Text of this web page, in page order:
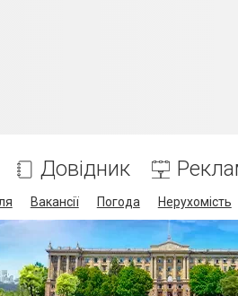
Довідник
Вакансії Погода Нерухомість